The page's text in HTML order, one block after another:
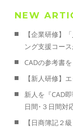
NEW
【企業研修】
ング支援コー
CADの参考書
【新人研修】
新人を『CAD
日間･３日間対
【日商簿記２